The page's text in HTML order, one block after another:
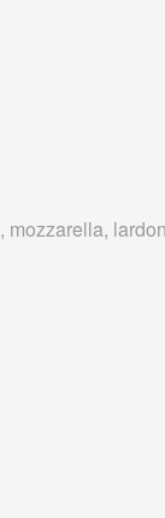
mozzarella,